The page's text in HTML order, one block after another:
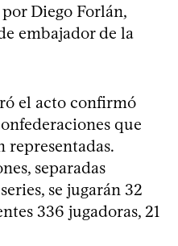
Diego Forlán,
embajador de la
el acto confirmó
que
representadas.
separadas
se jugarán 32
336 jugadoras, 21